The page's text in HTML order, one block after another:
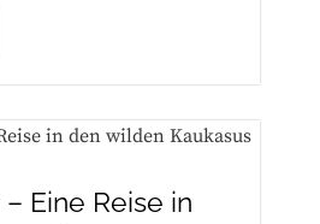
Eine Reise in